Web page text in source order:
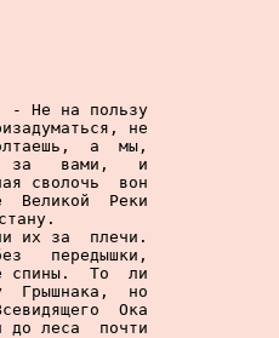
- Не на пользу
не
а  мы,
за   вами,   и
сволочь  вон
Великой  Реки
их за  плечи.
передышки,
спины.  То  ли
Грышнака,  но
Ока
до леса  почти